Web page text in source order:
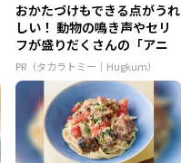
おかたづけもできる点がうれ
しい！ 動物の鳴き声やセリ
フが盛りだくさんの「アニ
ア ...
PR（タカラトミー｜Hugkum）